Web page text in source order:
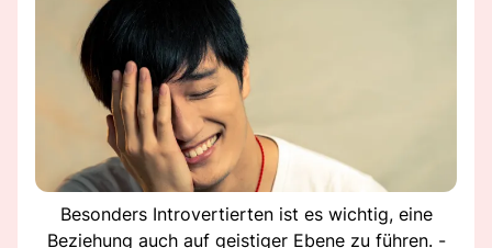
Besonders Introvertierten ist es wichtig, eine
Beziehung auch auf geistiger Ebene zu führen. -